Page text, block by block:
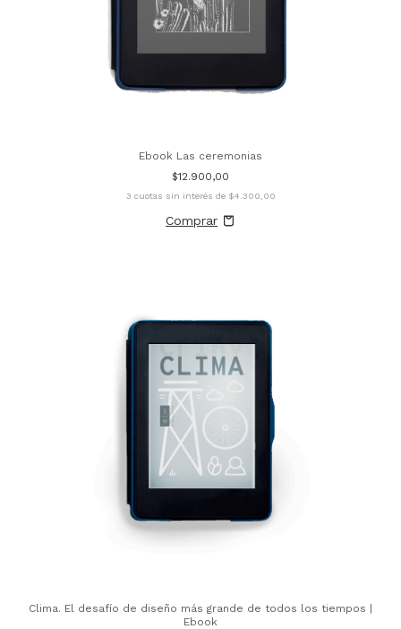
Ebook Las ceremonias
$12.900,00
3 cuotas sin interés de $4.300,00
Clima. El desafío de diseño más grande de todos los tiempos |
Ebook